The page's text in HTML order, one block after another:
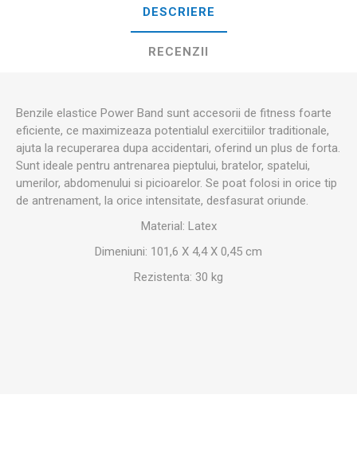
DESCRIERE
RECENZII
Benzile elastice Power Band sunt accesorii de fitness foarte
eficiente, ce maximizeaza potentialul exercitiilor traditionale,
ajuta la recuperarea dupa accidentari, oferind un plus de forta.
Sunt ideale pentru antrenarea pieptului, bratelor, spatelui,
umerilor, abdomenului si picioarelor. Se poat folosi in orice tip
de antrenament, la orice intensitate, desfasurat oriunde.
Material: Latex
Dimeniuni: 101,6 X 4,4 X 0,45 cm
Rezistenta: 30 kg